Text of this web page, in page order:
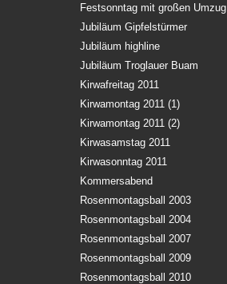
Festsonntag mit großen Umzug
Jubiläum Gipfelstürmer
Jubiläum highline
Jubiläum Troglauer Buam
Kirwafreitag 2011
Kirwamontag 2011 (1)
Kirwamontag 2011 (2)
Kirwasamstag 2011
Kirwasonntag 2011
Kommersabend
Rosenmontagsball 2003
Rosenmontagsball 2004
Rosenmontagsball 2007
Rosenmontagsball 2009
Rosenmontagsball 2010